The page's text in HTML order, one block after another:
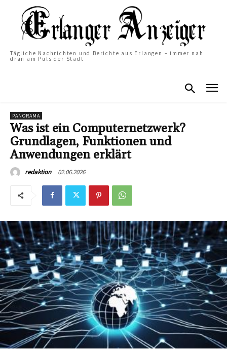
Tägliche Nachrichten und Berichte aus Erlangen – immer nah
dran am Puls der Stadt
PANORAMA
Was ist ein Computernetzwerk?
Grundlagen, Funktionen und
Anwendungen erklärt
redaktion 02.06.2026